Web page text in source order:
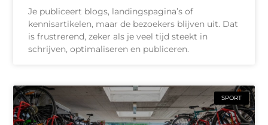
Je publiceert blogs, landingspagina’s of
kennisartikelen, maar de bezoekers blijven uit. Dat
is frustrerend, zeker als je veel tijd steekt in
schrijven, optimaliseren en publiceren.
SPORT